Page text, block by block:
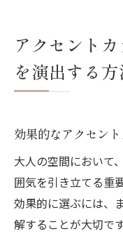
アクセント
を演出する
効果的なアクセン
大人の空間において
囲気を引き立てる重
効果的に選ぶには、
解することが大切で